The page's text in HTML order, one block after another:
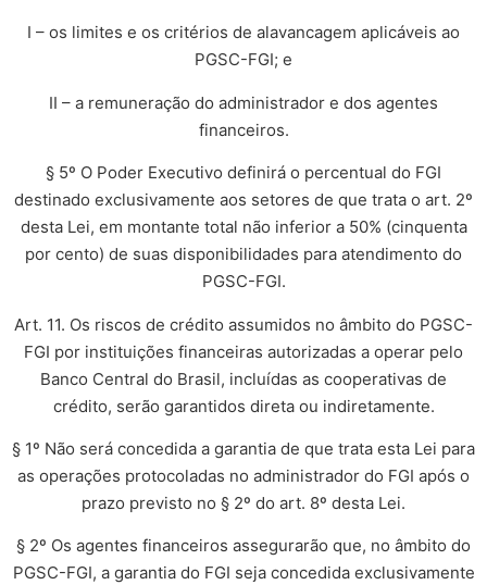
I – os limites e os critérios de alavancagem aplicáveis ao
PGSC-FGI; e
II – a remuneração do administrador e dos agentes
financeiros.
§ 5º O Poder Executivo definirá o percentual do FGI
destinado exclusivamente aos setores de que trata o art. 2º
desta Lei, em montante total não inferior a 50% (cinquenta
por cento) de suas disponibilidades para atendimento do
PGSC-FGI.
Art. 11. Os riscos de crédito assumidos no âmbito do PGSC-
FGI por instituições financeiras autorizadas a operar pelo
Banco Central do Brasil, incluídas as cooperativas de
crédito, serão garantidos direta ou indiretamente.
§ 1º Não será concedida a garantia de que trata esta Lei para
as operações protocoladas no administrador do FGI após o
prazo previsto no § 2º do art. 8º desta Lei.
§ 2º Os agentes financeiros assegurarão que, no âmbito do
PGSC-FGI, a garantia do FGI seja concedida exclusivamente